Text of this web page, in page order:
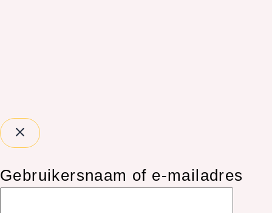
Gebruikersnaam of e-mailadres